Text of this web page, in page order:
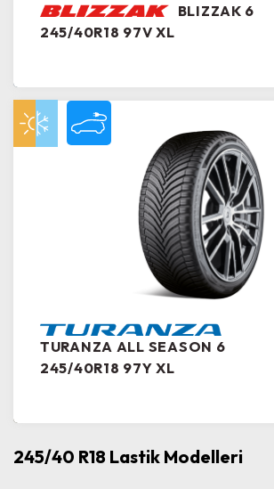
BLIZZAK 6
245/40R18 97V XL
TURANZA ALL SEASON 6
245/40R18 97Y XL
245/40 R18 Lastik Modelleri